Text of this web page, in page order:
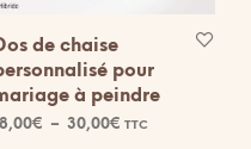
de chaise
pour
à peindre
18,00€ – 30,00€Plage
TTC